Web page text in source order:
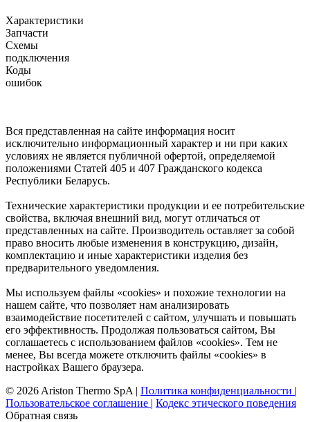
Характеристики
Запчасти
Схемы
подключения
Коды
ошибок
Вся представленная на сайте информация носит
исключительно информационный характер и ни при каких
условиях не является публичной офертой, определяемой
положениями Статей 405 и 407 Гражданского кодекса
Республики Беларусь.
Технические характеристики продукции и ее потребительские
свойства, включая внешний вид, могут отличаться от
представленных на сайте. Производитель оставляет за собой
право вносить любые изменения в конструкцию, дизайн,
комплектацию и иные характеристики изделия без
предварительного уведомления.
Мы используем файлы «cookies» и похожие технологии на
нашем сайте, что позволяет нам анализировать
взаимодействие посетителей с сайтом, улучшать и повышать
его эффективность. Продолжая пользоваться сайтом, Вы
соглашаетесь с использованием файлов «cookies». Тем не
менее, Вы всегда можете отключить файлы «cookies» в
настройках Вашего браузера.
© 2026 Ariston Thermo SpA | Политика конфиденциальности |
Пользовательское соглашение | Кодекс этического поведения
Обратная связь